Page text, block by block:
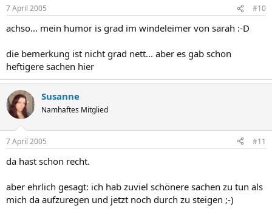
7 April 2005 #10
achso... mein humor is grad im windeleimer von sarah :-D
die bemerkung ist nicht grad nett... aber es gab schon
heftigere sachen hier
Susanne
Namhaftes Mitglied
7 April 2005 #11
da hast schon recht.
aber ehrlich gesagt: ich hab zuviel schönere sachen zu tun als
mich da aufzuregen und jetzt noch durch zu steigen ;-)